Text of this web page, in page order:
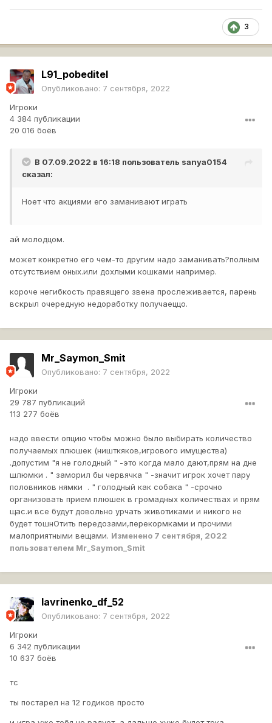
3
L91_pobeditel
Опубликовано: 7 сентября, 2022
Игроки
4 384 публикации
20 016 боёв
В 07.09.2022 в 16:18 пользователь sanya0154
сказал:
Ноет что акциями его заманивают играть
ай молодцом.
может конкретно его чем-то другим надо заманивать?полным
отсутствием оных.или дохлыми кошками например.
короче негибкость правящего звена прослеживается, парень
вскрыл очередную недоработку получаеццо.
Mr_Saymon_Smit
Опубликовано: 7 сентября, 2022
Игроки
29 787 публикаций
113 277 боёв
надо ввести опцию чтобы можно было выбирать количество
получаемых плюшек (ништкяков,игрового имущества)
.допустим "я не голодный " -это когда мало дают,прям на дне
шлюмки . " заморил бы червячка " -значит игрок хочет пару
половников нямки . " голодный как собака " -срочно
организовать прием плюшек в громадных количествах и прям
щас.и все будут довольно урчать животиками и никого не
будет тошнОтить передозами,перекормками и прочими
малоприятными вещами. Изменено 7 сентября, 2022
пользователем Mr_Saymon_Smit
lavrinenko_df_52
Опубликовано: 7 сентября, 2022
Игроки
6 342 публикации
10 637 боёв
тс
ты постарел на 12 годиков просто